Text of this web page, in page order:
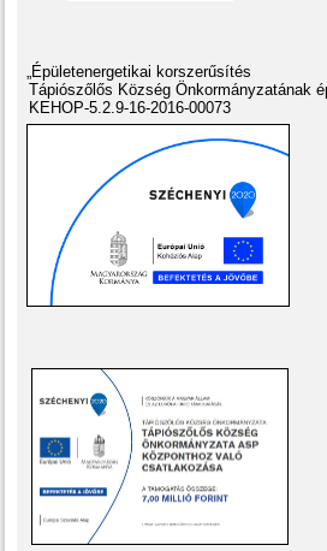
„Épületenergetikai korszerűsítés
Tápiószőlős Község Önkormányzatának
KEHOP-5.2.9-16-2016-00073